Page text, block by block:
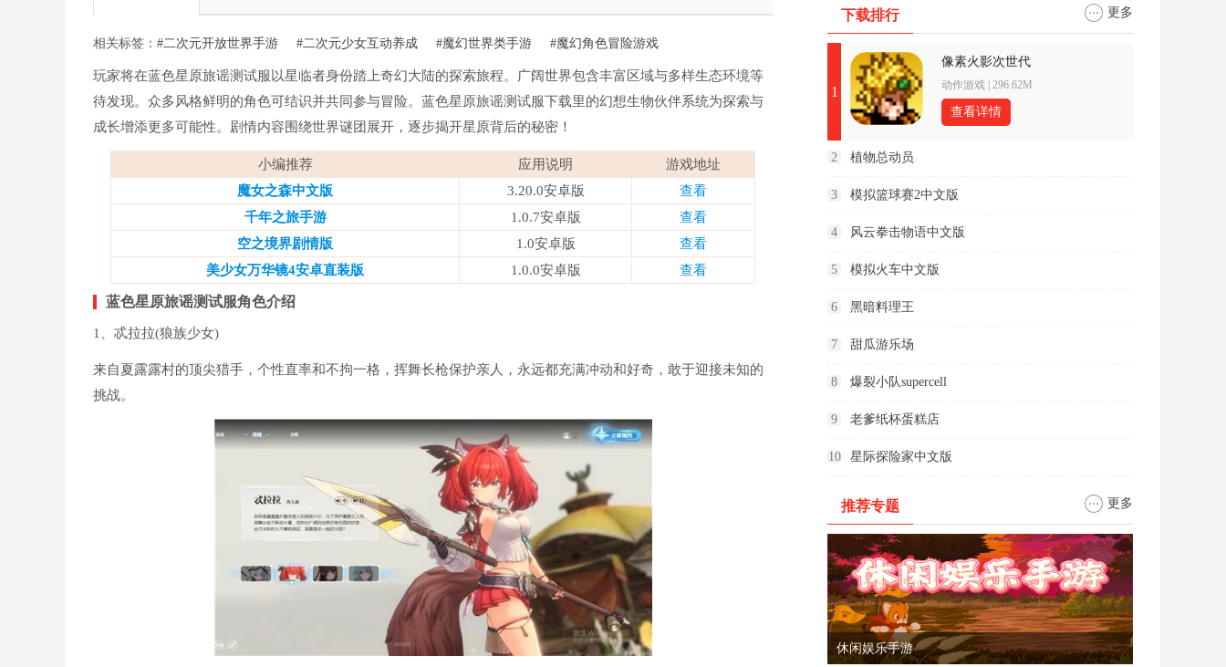
相关标签： #二次元开放世界手游 #二次元少女互动养成 #魔幻世界类手游 #魔幻角色冒险游戏
玩家将在蓝色星原旅谣测试服以星临者身份踏上奇幻大陆的探索旅程。广阔世界包含丰富区域与多样生态环境等
待发现。众多风格鲜明的角色可结识并共同参与冒险。蓝色星原旅谣测试服下载里的幻想生物伙伴系统为探索与
成长增添更多可能性。剧情内容围绕世界谜团展开，逐步揭开星原背后的秘密！
小编推荐 应用说明
游戏地址
魔女之森中文版
3.20.0安卓版
查看
千年之旅手游
1.0.7安卓版
查看
空之境界剧情版
1.0安卓版
查看
美少女万华镜4安卓直装版
1.0.0安卓版 查看
蓝色星原旅谣测试服角色介绍
1、忒拉拉(狼族少女)
来自夏露露村的顶尖猎手，个性直率和不拘一格，挥舞长枪保护亲人，永远都充满冲动和好奇，敢于迎接未知的
挑战。
下载排行 更多
1
像素火影次世代
动作游戏 296.62M
查看详情
2 植物总动员
3 模拟篮球赛2中文版
4 风云拳击物语中文版
5 模拟火车中文版
6 黑暗料理王
7 甜瓜游乐场
8 爆裂小队supercell
9 老爹纸杯蛋糕店
10 星际探险家中文版
推荐专题 更多
休闲娱乐手游